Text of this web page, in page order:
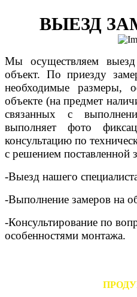
ВЫЕЗД
Мы осуществляем
объект. По приезду
необходимые размеры,
объекте (на предмет
связанных с
выполняет фото
консультацию по
с решением поставленной
-Выезд нашего
-Выполнение замеров на
-Консультирование по
особенностями монтажа.